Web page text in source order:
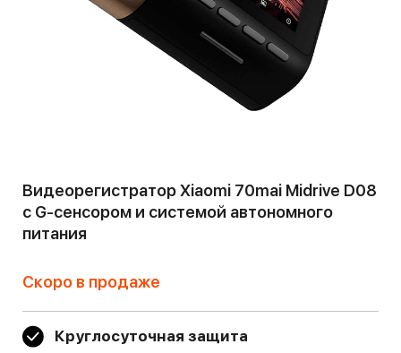
Видеорегистратор Xiaomi 70mai Midrive D08
с G-сенсором и системой автономного
питания
Скоро в продаже
Круглосуточная защита